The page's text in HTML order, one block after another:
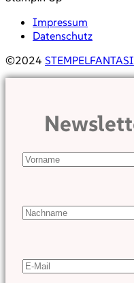
Impressum
Datenschutz
©2024